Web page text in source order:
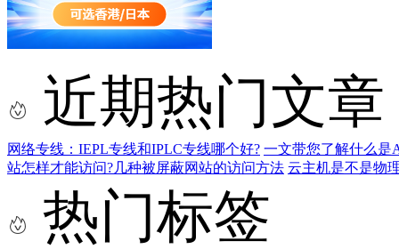
近期热门文章
网络专线：IEPL专线和IPLC专线哪个好? 一文带您了解什么是
站怎样才能访问?几种被屏蔽网站的访问方法 云主机是不是物
热门标签